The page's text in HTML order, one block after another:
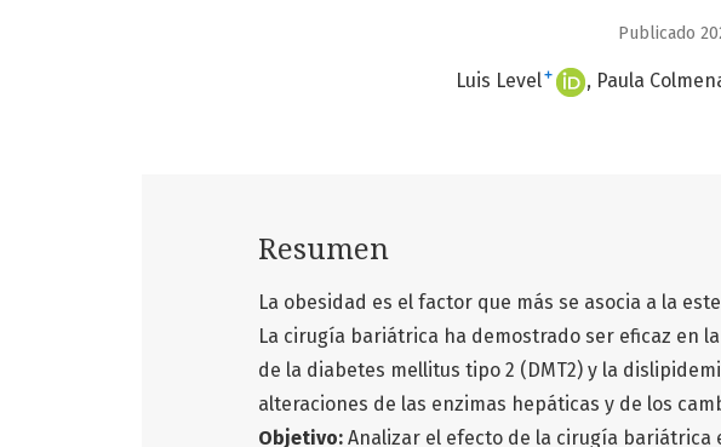
Publicado
Luis Level+ Paula
Resumen
La obesidad es el factor que más se asocia a la
La cirugía bariátrica ha demostrado ser eficaz en
de la diabetes mellitus tipo 2 (DMT2) y la
alteraciones de las enzimas hepáticas y de los
Objetivo: Analizar el efecto de la cirugía bariátrica